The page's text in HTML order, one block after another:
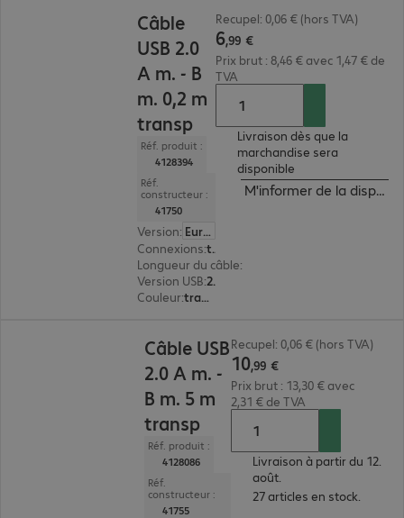
Câble
USB 2.0
A m. - B
m. 0,2 m
transp
Réf. produit :
4128394
Réf.
constructeur :
41750
Version:
Europe
Connexions: type A | type B
Longueur du câble:
Version USB: 2.0
Couleur: transparent
Recupel: 0,06 € (hors TVA)
6,99 €
Prix brut : 8,46 € avec 1,47 € de
TVA
Livraison dès que la
marchandise sera
disponible
M'informer de la
Câble USB
2.0 A m. -
B m. 5 m
transp
Réf. produit :
4128086
Réf.
constructeur :
41755
Recupel: 0,06 € (hors TVA)
10,99 €
Prix brut : 13,30 € avec
2,31 € de TVA
Livraison à partir du 12.
août.
27 articles en stock.